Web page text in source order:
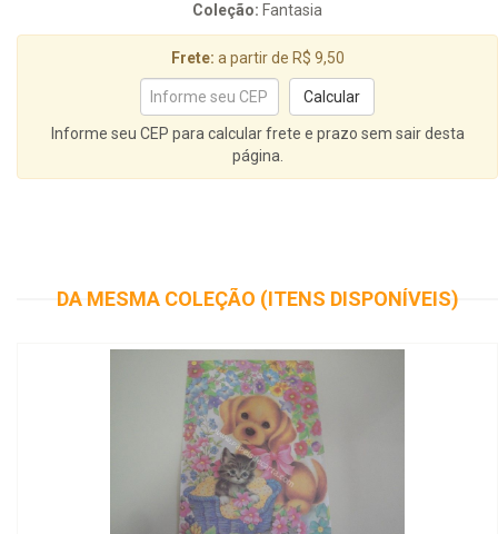
Coleção: Fantasia
Frete: a partir de R$ 9,50
Informe seu CEP para calcular frete e prazo sem sair desta
página.
DA MESMA COLEÇÃO (ITENS DISPONÍVEIS)